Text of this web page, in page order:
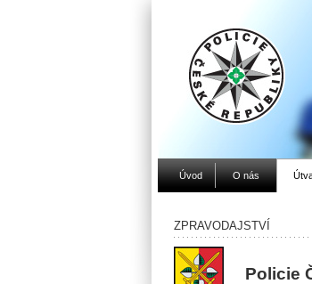
Úvod O nás
ZPRAVODAJSTVÍ
Policie